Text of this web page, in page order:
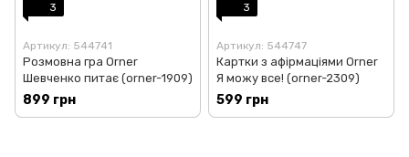
3
Артикул: 544741
Розмовна гра Orner
Шевченко питає (orner-1909)
899 грн
3
Артикул: 544747
Картки з афірмаціями Orner
Я можу все! (orner-2309)
599 грн